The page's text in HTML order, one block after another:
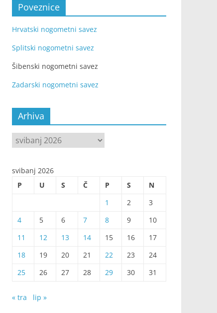
Poveznice
Hrvatski nogometni savez
Splitski nogometni savez
Šibenski nogometni savez
Zadarski nogometni savez
Arhiva
Arhiva
svibanj 2026
P
U S Č P S
N
1
2
3
4
5 6 7 8 9
10
11
12 13 14 15 16
17
18
19 20 21 22 23
24
25
26 27 28 29 30 31
« tra lip »